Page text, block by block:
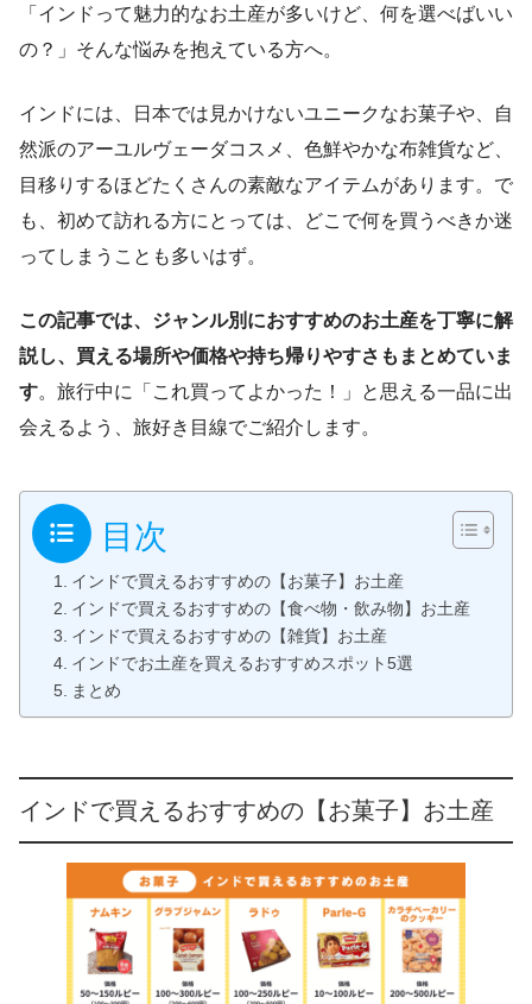
「インドって魅力的なお土産が多いけど、何を選べばいい
の？」そんな悩みを抱えている方へ。
インドには、日本では見かけないユニークなお菓子や、自
然派のアーユルヴェーダコスメ、色鮮やかな布雑貨など、
目移りするほどたくさんの素敵なアイテムがあります。で
も、初めて訪れる方にとっては、どこで何を買うべきか迷
ってしまうことも多いはず。
この記事では、ジャンル別におすすめのお土産を丁寧に解
説し、買える場所や価格や持ち帰りやすさもまとめていま
す。旅行中に「これ買ってよかった！」と思える一品に出
会えるよう、旅好き目線でご紹介します。
目次
インドで買えるおすすめの【お菓子】お土産
インドで買えるおすすめの【食べ物・飲み物】お土産
インドで買えるおすすめの【雑貨】お土産
インドでお土産を買えるおすすめスポット5選
まとめ
インドで買えるおすすめの【お菓子】お土産